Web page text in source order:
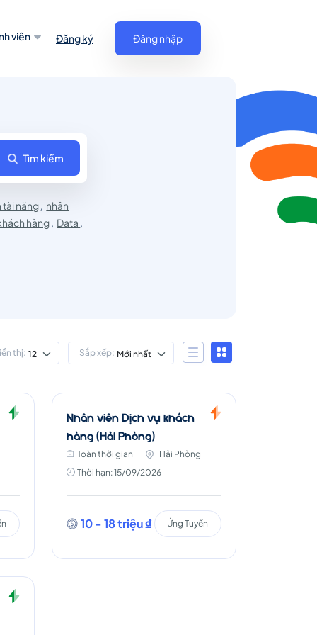
viên Đăng ký Đăng nhập
Tìm kiếm
tài năng, nhân
hàng, Data ,
thị: 12 Sắp xếp: Mới nhất
Nhân viên Dịch vụ khách
hàng (Hải Phòng)
Toàn thời gian
Hải Phòng
Thời hạn: 15/09/2026
10 - 18 triệu ₫ Ứng Tuyển